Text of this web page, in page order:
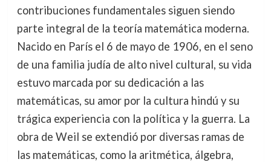
contribuciones fundamentales siguen siendo
parte integral de la teoría matemática moderna.
Nacido en París el 6 de mayo de 1906, en el seno
de una familia judía de alto nivel cultural, su vida
estuvo marcada por su dedicación a las
matemáticas, su amor por la cultura hindú y su
trágica experiencia con la política y la guerra. La
obra de Weil se extendió por diversas ramas de
las matemáticas, como la aritmética, álgebra,